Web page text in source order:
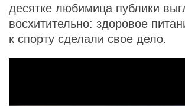
десятке любимица публики
восхитительно: здоровое
к спорту сделали свое дело.